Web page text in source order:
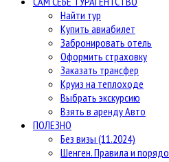
Найти тур
Купить авиабилет
Забронировать отель
Оформить страховку
Заказать трансфер
Круиз на теплоходе
Выбрать экскурсию
Взять в аренду Авто
ПОЛЕЗНО
Без визы (11.2024)
Шенген. Правила и